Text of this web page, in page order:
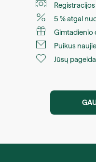
5 % atgal
Gimtadienio
Puikus
Jūsų